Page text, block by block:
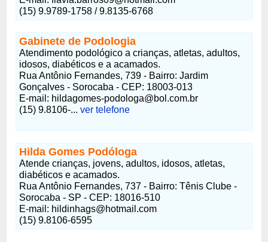
(15) 9.9789-1758 / 9.8135-6768
Gabinete de Podologia
Atendimento podológico a crianças, atletas, adultos,
idosos, diabéticos e a acamados.
Rua Antônio Fernandes, 739 - Bairro: Jardim
Gonçalves - Sorocaba - CEP: 18003-013
E-mail: hildagomes-podologa@bol.com.br
(15) 9.8106-...ver telefone
Hilda Gomes Podóloga
Atende crianças, jovens, adultos, idosos, atletas,
diabéticos e acamados.
Rua Antônio Fernandes, 737 - Bairro: Tênis Clube -
Sorocaba - SP - CEP: 18016-510
E-mail: hildinhags@hotmail.com
(15) 9.8106-6595